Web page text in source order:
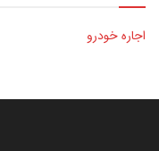
اجاره خودرو